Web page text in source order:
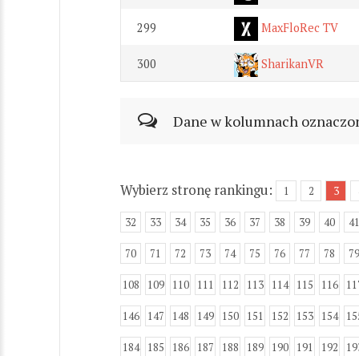
299 MaxFloRec TV
300 SharikanVR
Dane w kolumnach
Wybierz stronę rankingu: 1 2 3
32 33 34 35 36 37 38 39 40 41
70 71 72 73 74 75 76 77 78 79
108 109 110 111 112 113 114 115 116
146 147 148 149 150 151 152 153 154
184 185 186 187 188 189 190 191 192